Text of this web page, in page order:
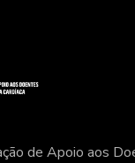
de Apoio aos